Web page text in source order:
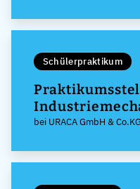
Schülerpraktikum
bei URACA GmbH & Co.KG